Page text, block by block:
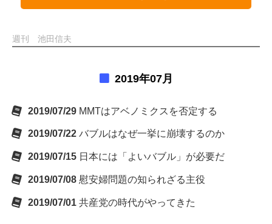
週刊 池田信夫
2019年07月
2019/07/29 MMTはアベノミクスを否定する
2019/07/22 バブルはなぜ一挙に崩壊するのか
2019/07/15 日本には「よいバブル」が必要だ
2019/07/08 慰安婦問題の知られざる主役
2019/07/01 共産党の時代がやってきた